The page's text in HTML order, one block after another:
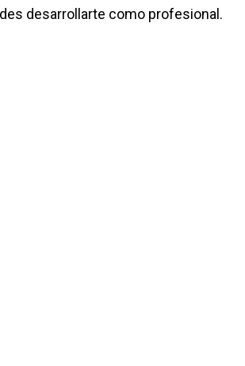
desarrollarte como profesional.